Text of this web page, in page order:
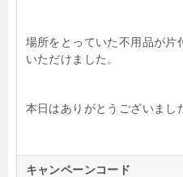
場所をとっていた不用品が片
いただけました。
本日はありがとうございまし
キャンペーンコード